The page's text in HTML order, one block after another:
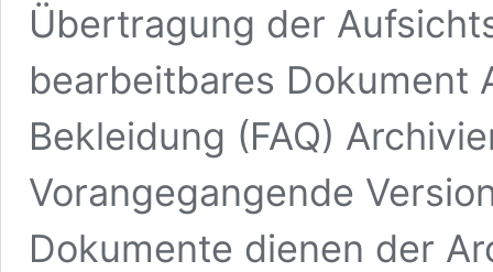
Übertragung der
bearbeitbares Dokument
Bekleidung (FAQ)
Vorangegangende
Dokumente dienen der